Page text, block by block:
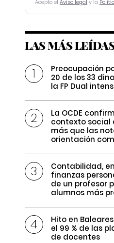
Acepto el Aviso legal y la
LAS MÁS
Preocupación
20 de los 33
la FP Dual
La OCDE
contexto social
más que las
orientación
Contabilidad,
finanzas
de un profesor
alumnos más
Hito en
el 99 % de las
de docentes